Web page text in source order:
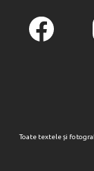
Toate textele și